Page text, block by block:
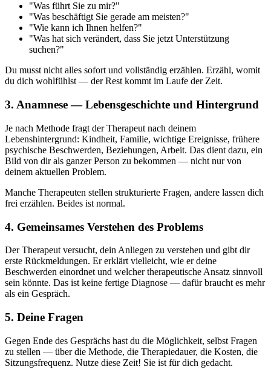
"Was führt Sie zu mir?"
"Was beschäftigt Sie gerade am meisten?"
"Wie kann ich Ihnen helfen?"
"Was hat sich verändert, dass Sie jetzt Unterstützung
suchen?"
Du musst nicht alles sofort und vollständig erzählen. Erzähl, womit
du dich wohlfühlst — der Rest kommt im Laufe der Zeit.
3. Anamnese — Lebensgeschichte und Hintergrund
Je nach Methode fragt der Therapeut nach deinem
Lebenshintergrund: Kindheit, Familie, wichtige Ereignisse, frühere
psychische Beschwerden, Beziehungen, Arbeit. Das dient dazu, ein
Bild von dir als ganzer Person zu bekommen — nicht nur von
deinem aktuellen Problem.
Manche Therapeuten stellen strukturierte Fragen, andere lassen dich
frei erzählen. Beides ist normal.
4. Gemeinsames Verstehen des Problems
Der Therapeut versucht, dein Anliegen zu verstehen und gibt dir
erste Rückmeldungen. Er erklärt vielleicht, wie er deine
Beschwerden einordnet und welcher therapeutische Ansatz sinnvoll
sein könnte. Das ist keine fertige Diagnose — dafür braucht es mehr
als ein Gespräch.
5. Deine Fragen
Gegen Ende des Gesprächs hast du die Möglichkeit, selbst Fragen
zu stellen — über die Methode, die Therapiedauer, die Kosten, die
Sitzungsfrequenz. Nutze diese Zeit! Sie ist für dich gedacht.